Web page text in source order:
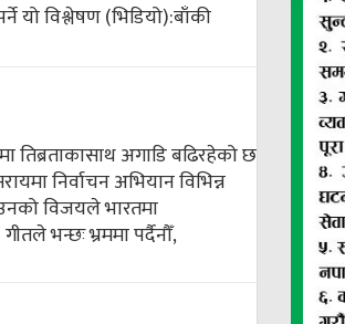
यो विश्लेषण (भिडियो):बाँकी
तिब्रताकासाथ अगाडि बढिरहेको छ
निर्वाचन अभियान विभिन्न
विजयले भारतमा
भन्छः भ्रममा पर्दैनौँ,